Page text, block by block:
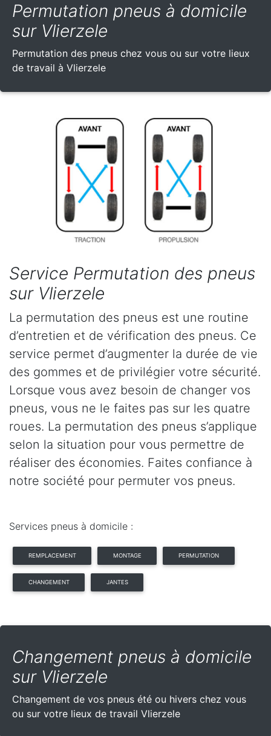
Permutation pneus à domicile
sur Vlierzele
Permutation des pneus chez vous ou sur votre lieux
de travail à Vlierzele
Service Permutation des pneus
sur Vlierzele
La permutation des pneus est une routine
d’entretien et de vérification des pneus. Ce
service permet d’augmenter la durée de vie
des gommes et de privilégier votre sécurité.
Lorsque vous avez besoin de changer vos
pneus, vous ne le faites pas sur les quatre
roues. La permutation des pneus s’applique
selon la situation pour vous permettre de
réaliser des économies. Faites confiance à
notre société pour permuter vos pneus.
Services pneus à domicile :
REMPLACEMENT MONTAGE PERMUTATION
CHANGEMENT JANTES
Changement pneus à domicile
sur Vlierzele
Changement de vos pneus été ou hivers chez vous
ou sur votre lieux de travail Vlierzele